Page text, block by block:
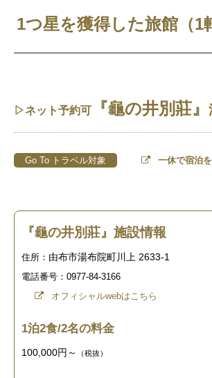
1つ星を獲得した旅館（1
▷ネット予約可 『龜の井別莊』
Go To トラベル対象 一休で宿泊
『龜の井別莊』施設情報
住所： 由布市湯布院町川上 2633-1
電話番号：0977-84-3166
オフィシャルwebはこちら
1泊2食/2名の料金
100,000円～ （税抜）